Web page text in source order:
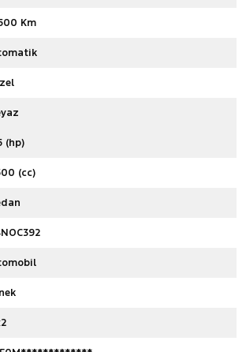
Km
(hp)
(cc)